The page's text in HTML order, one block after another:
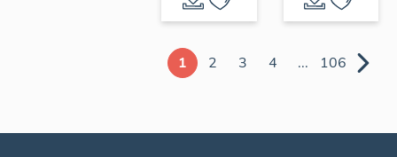
1 2 3 4 ... 106